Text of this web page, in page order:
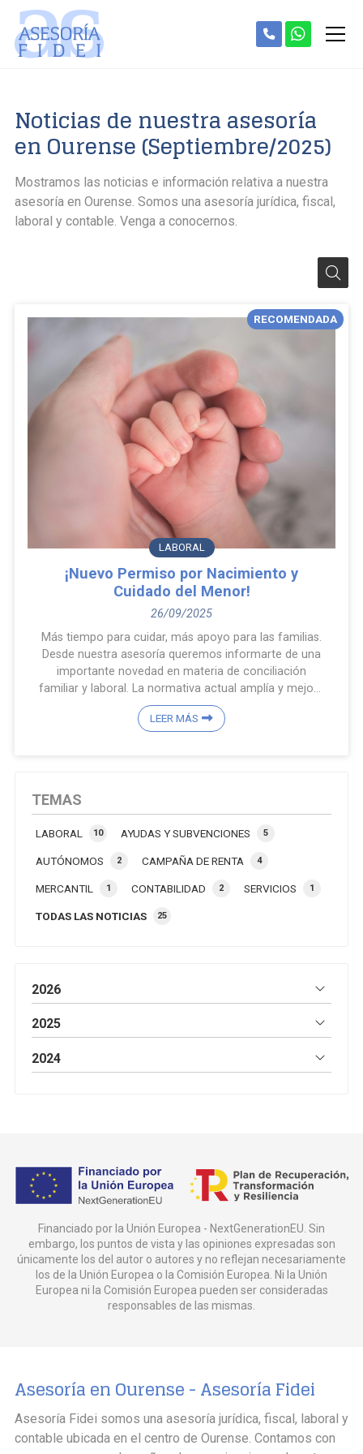
Noticias de nuestra asesoría
en Ourense (Septiembre/2025)
Mostramos las noticias e información relativa a nuestra
asesoría en Ourense. Somos una asesoría jurídica, fiscal,
laboral y contable. Venga a conocernos.
TEMAS
TODAS LAS NOTICIAS 25
LABORAL 10 AYUDAS Y SUBVENCIONES 5
AUTÓNOMOS 2 CAMPAÑA DE RENTA 4
MERCANTIL 1 CONTABILIDAD 2 SERVICIOS 1
¡Nuevo Permiso por Nacimiento y
Cuidado del Menor!
26/09/2025
LABORAL
Más tiempo para cuidar, más apoyo para las familias.
Desde nuestra asesoría queremos informarte de una
importante novedad en materia de conciliación
familiar y laboral. La normativa actual amplía y mejora
el permiso por nacimiento y cuidado del menor,
reconociendo las distintas realidades familiares y
LEER MÁS
2026
2025
2024
Financiado por la Unión Europea - NextGenerationEU. Sin
embargo, los puntos de vista y las opiniones expresadas son
únicamente los del autor o autores y no reflejan necesariamente
los de la Unión Europea o la Comisión Europea. Ni la Unión
Europea ni la Comisión Europea pueden ser consideradas
responsables de las mismas.
Asesoría en Ourense -Asesoría Fidei
Asesoría Fidei somos una asesoría jurídica, fiscal, laboral y
contable ubicada en el centro de Ourense. Contamos con